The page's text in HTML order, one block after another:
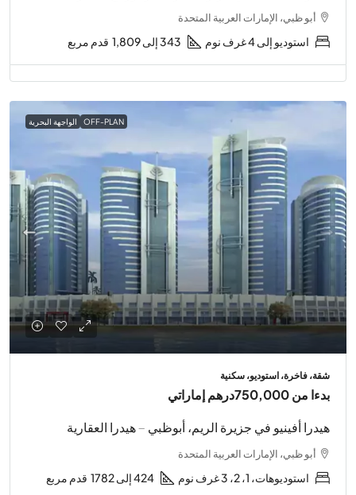
أبو ظبي، الإمارات العربية المتحدة
استوديو إلى 4 غرف نوم 343 إلى 1,809 قدم مربع
OFF-PLAN الواجهة البحرية
شقة، فاخرة، استوديو، سكنية
بدءا من750,000درهم إماراتي
هيدرا أفينيو في جزيرة الريم، أبوظبي – هيدرا العقارية
أبو ظبي، الإمارات العربية المتحدة
استوديوهات، 1، 2، 3 غرف نوم 424 إلى 1782 قدم مربع